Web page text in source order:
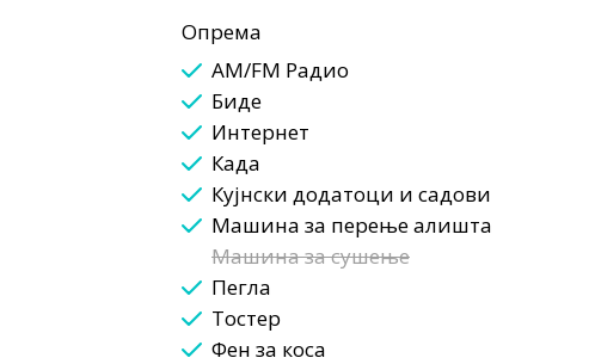
Опрема
AM/FM Радио
Биде
Интернет
Када
Кујнски додатоци и садови
Машина за перење алишта
Машина за сушење
Пегла
Тостер
Фен за коса